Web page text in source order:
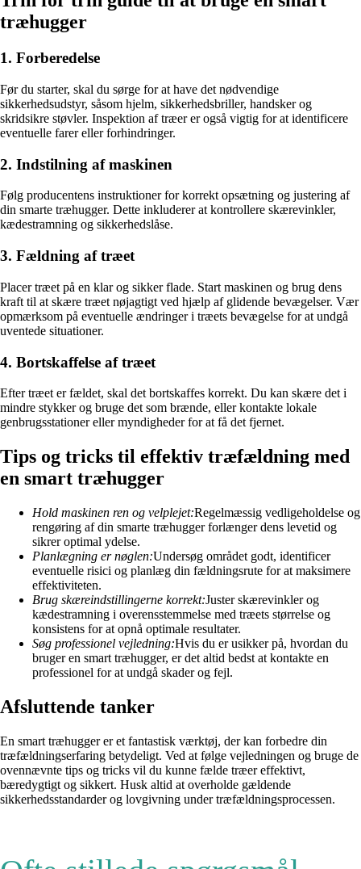
træhugger
1. Forberedelse
Før du starter, skal du sørge for at have det nødvendige
sikkerhedsudstyr, såsom hjelm, sikkerhedsbriller, handsker og
skridsikre støvler. Inspektion af træer er også vigtig for at identificere
eventuelle farer eller forhindringer.
2. Indstilning af maskinen
Følg producentens instruktioner for korrekt opsætning og justering af
din smarte træhugger. Dette inkluderer at kontrollere skærevinkler,
kædestramning og sikkerhedslåse.
3. Fældning af træet
Placer træet på en klar og sikker flade. Start maskinen og brug dens
kraft til at skære træet nøjagtigt ved hjælp af glidende bevægelser. Vær
opmærksom på eventuelle ændringer i træets bevægelse for at undgå
uventede situationer.
4. Bortskaffelse af træet
Efter træet er fældet, skal det bortskaffes korrekt. Du kan skære det i
mindre stykker og bruge det som brænde, eller kontakte lokale
genbrugsstationer eller myndigheder for at få det fjernet.
Tips og tricks til effektiv træfældning med
en smart træhugger
Hold maskinen ren og velplejet:Regelmæssig vedligeholdelse og
rengøring af din smarte træhugger forlænger dens levetid og
sikrer optimal ydelse.
Planlægning er nøglen:Undersøg området godt, identificer
eventuelle risici og planlæg din fældningsrute for at maksimere
effektiviteten.
Brug skæreindstillingerne korrekt:Juster skærevinkler og
kædestramning i overensstemmelse med træets størrelse og
konsistens for at opnå optimale resultater.
Søg professionel vejledning:Hvis du er usikker på, hvordan du
bruger en smart træhugger, er det altid bedst at kontakte en
professionel for at undgå skader og fejl.
Afsluttende tanker
En smart træhugger er et fantastisk værktøj, der kan forbedre din
træfældningserfaring betydeligt. Ved at følge vejledningen og bruge de
ovennævnte tips og tricks vil du kunne fælde træer effektivt,
bæredygtigt og sikkert. Husk altid at overholde gældende
sikkerhedsstandarder og lovgivning under træfældningsprocessen.